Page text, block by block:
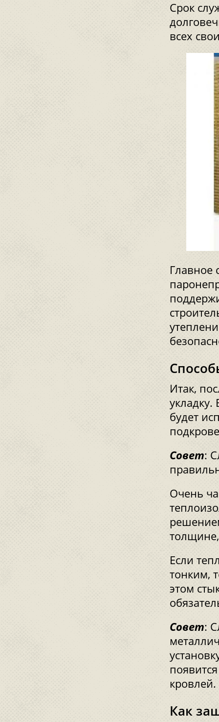
Срок
всех
Главное
Итак,
укладку.
будет
Совет:
Очень
Если
тонким,
этом
Совет:
кровлей.
Как